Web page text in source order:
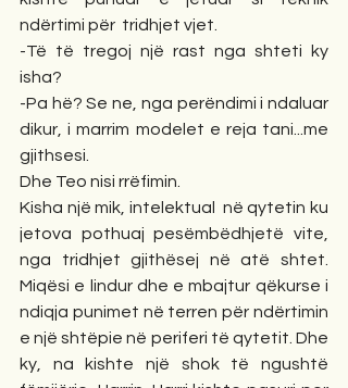
ndërtimi për  tridhjet vjet.
-Të të tregoj një rast nga shteti ky
isha?
-Pa hë? Se ne, nga perëndimi i ndaluar
dikur, i marrim modelet e reja tani...me
gjithsesi.
Dhe Teo nisi rrëfimin.
Kisha një mik, intelektual  në qytetin ku
jetova pothuaj pesëmbëdhjetë vite,
nga tridhjet gjithësej në atë shtet.
Miqësi e lindur dhe e mbajtur qëkurse i
ndiqja punimet në terren për ndërtimin
e një shtëpie në periferi të qytetit. Dhe
ky, na kishte një shok të ngushtë